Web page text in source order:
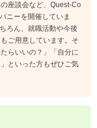
座談会など、Quest-Co
ニーを開催していま
ろん、就職活動や今後
ご用意しています。そ
らいいの？」「自分に
といった方もぜひご気